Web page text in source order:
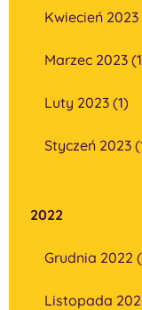
Kwiecień 2023
Marzec 2023
Luty 2023 (1)
Styczeń 2023
2022
Grudnia 2022
Listopada